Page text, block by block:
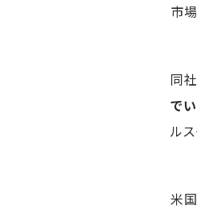
市
同
で
ル
米